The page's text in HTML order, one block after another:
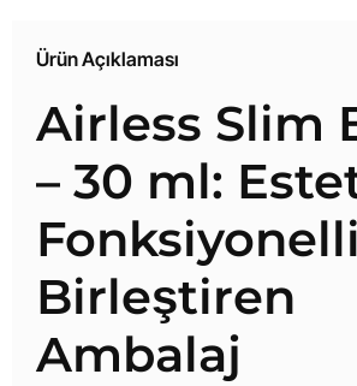
Ürün Açıklaması
Airless Slim
– 30 ml:
Birleştiren
Ambalaj